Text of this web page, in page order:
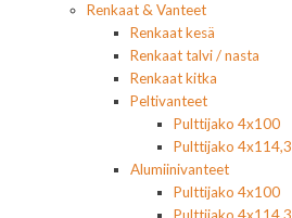
Renkaat & Vanteet
Renkaat kesä
Renkaat talvi / nasta
Renkaat kitka
Peltivanteet
Pulttijako 4x100
Pulttijako 4x114,3
Alumiinivanteet
Pulttijako 4x100